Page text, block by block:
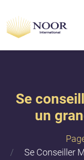
Se
un
Se Conseiller